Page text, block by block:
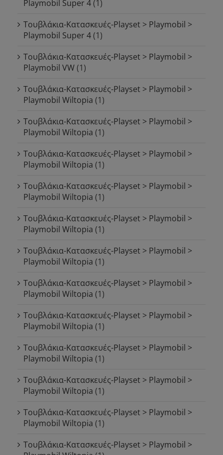
Playmobil Super 4(1)
Τουβλάκια-Κατασκευές-Playset > Playmobil >
Playmobil Super 4(1)
Τουβλάκια-Κατασκευές-Playset > Playmobil >
Playmobil VW(1)
Τουβλάκια-Κατασκευές-Playset > Playmobil >
Playmobil Wiltopia (1)
Τουβλάκια-Κατασκευές-Playset > Playmobil >
Playmobil Wiltopia (1)
Τουβλάκια-Κατασκευές-Playset > Playmobil >
Playmobil Wiltopia (1)
Τουβλάκια-Κατασκευές-Playset > Playmobil >
Playmobil Wiltopia (1)
Τουβλάκια-Κατασκευές-Playset > Playmobil >
Playmobil Wiltopia (1)
Τουβλάκια-Κατασκευές-Playset > Playmobil >
Playmobil Wiltopia (1)
Τουβλάκια-Κατασκευές-Playset > Playmobil >
Playmobil Wiltopia (1)
Τουβλάκια-Κατασκευές-Playset > Playmobil >
Playmobil Wiltopia (1)
Τουβλάκια-Κατασκευές-Playset > Playmobil >
Playmobil Wiltopia (1)
Τουβλάκια-Κατασκευές-Playset > Playmobil >
Playmobil Wiltopia (1)
Τουβλάκια-Κατασκευές-Playset > Playmobil >
Playmobil Wiltopia (1)
Τουβλάκια-Κατασκευές-Playset > Playmobil >